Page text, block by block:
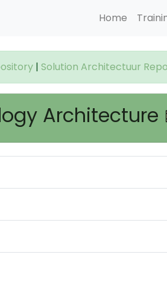
Home
| Solution Architectuur
Architecture